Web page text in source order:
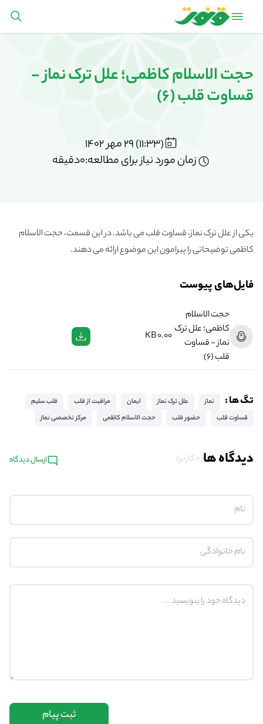
حجت الاسلام کاظمی؛ علل ترک نماز -
قساوت قلب (6)
(11:33) 29 مهر 1402
زمان مورد نیاز برای مطالعه:0دقیقه
یکی از علل ترک نماز، قساوت قلب می باشد. در این قسمت، حجت الاسلام
کاظمی توضیحاتی را پیرامون این موضوع ارائه می دهند.
فایل‌های پیوست
حجت الاسلام
کاظمی؛ علل ترک
نماز - قساوت
قلب (6)
0.00 KB
تگ ها : نماز علل ترک نماز ایمان مراقبت از قلب
قلب سلیم
قساوت قلب
حضور قلب حجت الاسلام کاظمی مرکز تخصصی نماز
دیدگاه ها(0 کاربر) ارسال دیدگاه
ثبت پیام